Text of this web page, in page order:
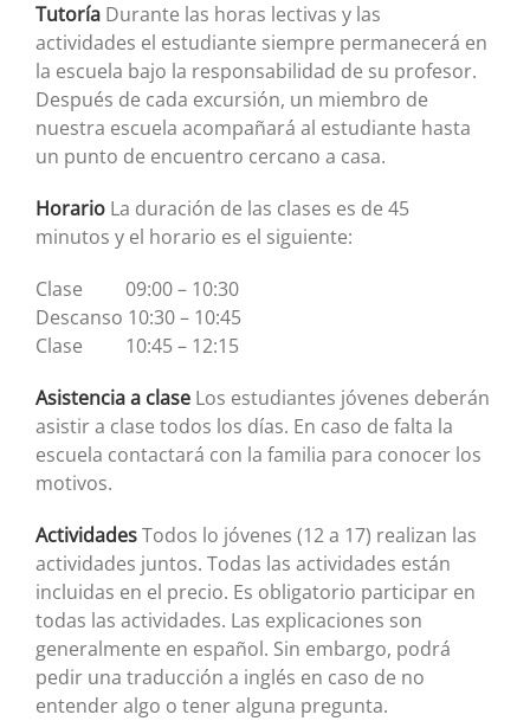
Tutoría Durante las horas lectivas y las
actividades el estudiante siempre permanecerá en
la escuela bajo la responsabilidad de su profesor.
Después de cada excursión, un miembro de
nuestra escuela acompañará al estudiante hasta
un punto de encuentro cercano a casa.
Horario La duración de las clases es de 45
minutos y el horario es el siguiente:
Clase 09:00 – 10:30
Descanso 10:30 – 10:45
Clase 10:45 – 12:15
Asistencia a clase Los estudiantes jóvenes deberán
asistir a clase todos los días. En caso de falta la
escuela contactará con la familia para conocer los
motivos.
ActividadesTodos lo jóvenes (12 a 17) realizan las
actividades juntos. Todas las actividades están
incluidas en el precio. Es obligatorio participar en
todas las actividades. Las explicaciones son
generalmente en español. Sin embargo, podrá
pedir una traducción a inglés en caso de no
entender algo o tener alguna pregunta.